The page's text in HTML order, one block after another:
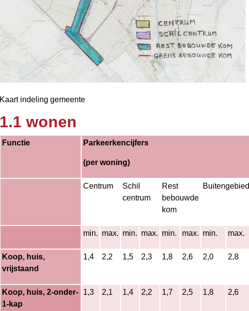
Kaart indeling gemeente
1.1 wonen
Functie Parkeerkencijfers
(per woning)
Centrum
Schil
centrum
Rest
bebouwde
kom
Buitengebied
min. max. min. max. min. max. min. max.
Koop, huis,
vrijstaand
1,4 2,2 1,5 2,3 1,8 2,6 2,0 2,8
Koop, huis, 2-onder-
1-kap
1,3 2,1 1,4 2,2 1,7 2,5 1,8 2,6